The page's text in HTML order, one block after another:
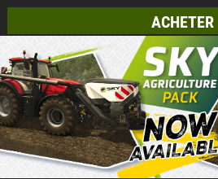
ACHETER